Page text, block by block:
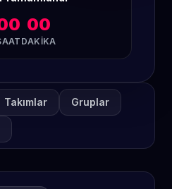
00
DAKIKA
Takımlar Gruplar